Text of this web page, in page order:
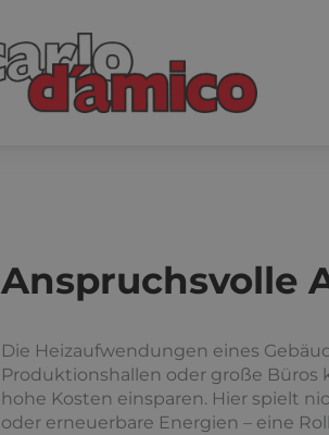
Anspruchsvolle
Die Heizaufwendungen eines
Produktionshallen oder große
hohe Kosten einsparen. Hier spielt
oder erneuerbare Energien – eine